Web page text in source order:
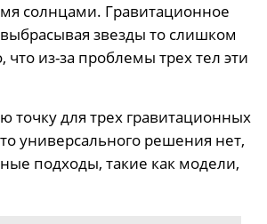
солнцами. Гравитационное
выбрасывая звезды то слишком
из-за проблемы трех тел эти
для трех гравитационных
универсального решения нет,
подходы, такие как модели,